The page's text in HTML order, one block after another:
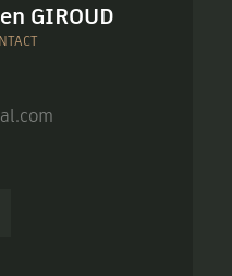
GIROUD